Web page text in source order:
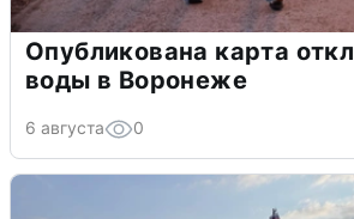
Опубликована карта
воды в Воронеже
6 августа 0